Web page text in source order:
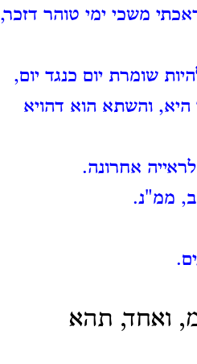
משכי ימי טוהר דזכר,
שומרת יום כנגד יום,
היא, והשתא הוא דהויא
אחרונה.
ממ"נ.
ואחד, תהא